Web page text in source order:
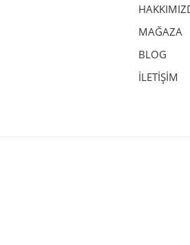
MAĞAZA
BLOG
İLETİŞİM